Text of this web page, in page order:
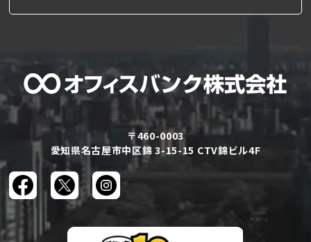
〒460-0003
愛知県名古屋市中区錦 3-15-15 CTV錦ビル4F